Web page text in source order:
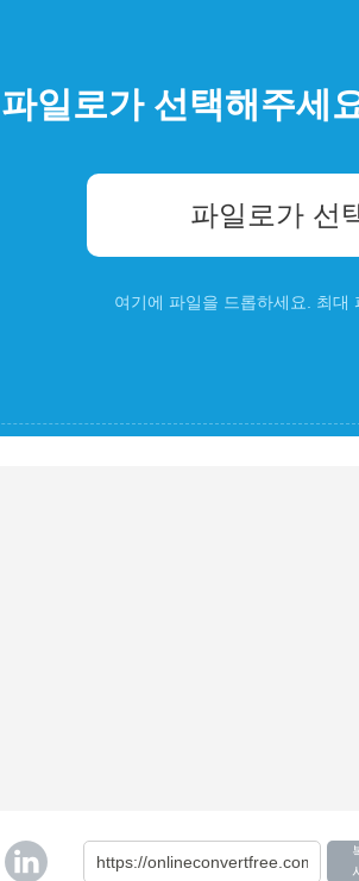
파일로가 선택해주세
파일로가 선
여기에 파일을 드롭하세요. 최대